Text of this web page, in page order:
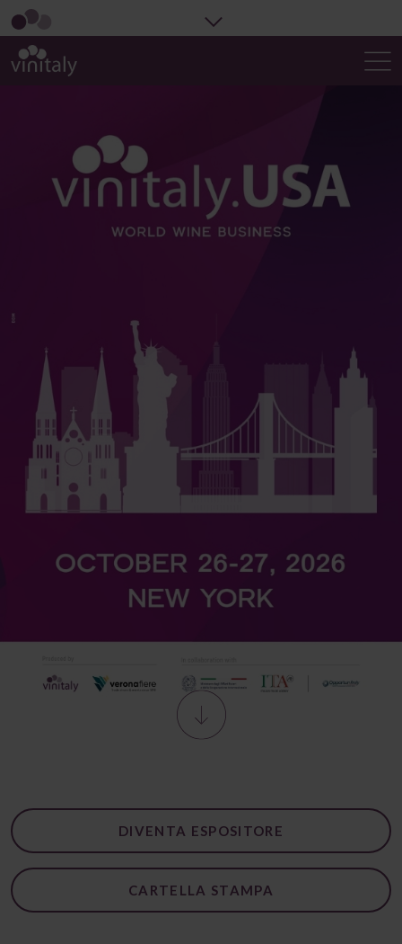
Vinitaly.USA Official
DIVENTA ESPOSITORE
CARTELLA STAMPA